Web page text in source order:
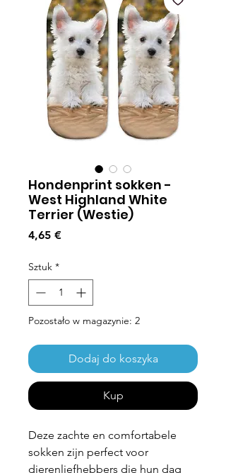
Hondenprint sokken -
West Highland White
Terrier (Westie)
4,65 €Cena
Sztuk *
Pozostało w magazynie: 2
Dodaj do koszyka
Kup
Deze zachte en comfortabele
sokken zijn perfect voor
dierenliefhebbers die hun dag